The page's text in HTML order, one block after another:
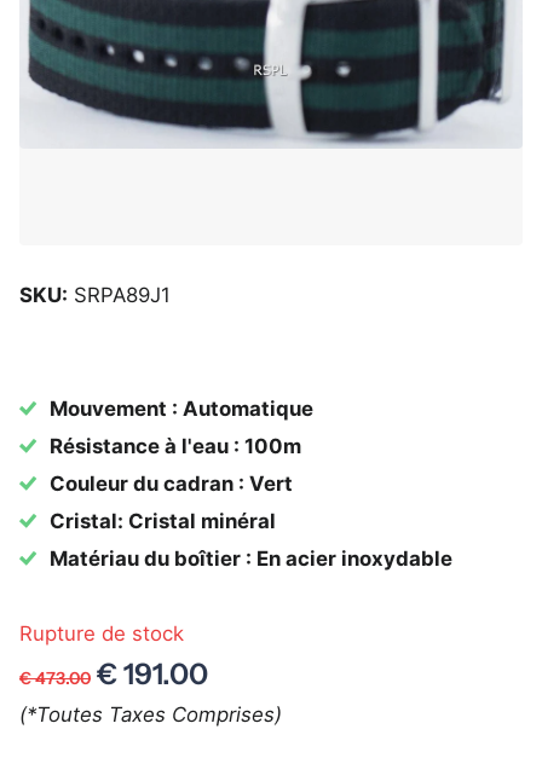
SKU: SRPA89J1
Mouvement : Automatique
Résistance à l'eau : 100m
Couleur du cadran : Vert
Cristal: Cristal minéral
Matériau du boîtier : En acier inoxydable
Rupture de stock
€ 473.00 € 191.00
(*Toutes Taxes Comprises)